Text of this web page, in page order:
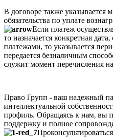
В договоре также указывается
обязательства по уплате
Если платеж
то назначается конкретная
платежами, то указывается
передается безналичным
служит момент перечисления
Право Групп - ваш надежный
интеллектуальной
профиль. Обращаясь к нам, вы
поддержку и полное